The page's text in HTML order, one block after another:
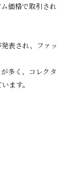
価格で取引され
表され、ファッ
多く、コレクタ
ます。